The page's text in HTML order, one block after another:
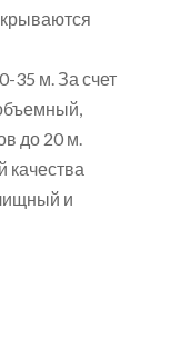
35 м. За счет
до 20 м.
качества
и